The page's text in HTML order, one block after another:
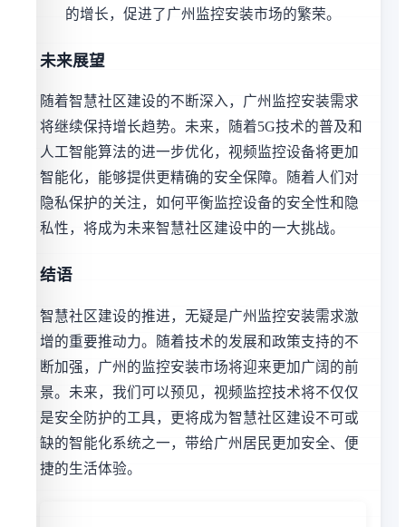
的增长，促进了广州监控安装市场的繁荣。
未来展望
随着智慧社区建设的不断深入，广州监控安装需求
将继续保持增长趋势。未来，随着5G技术的普及和
人工智能算法的进一步优化，视频监控设备将更加
智能化，能够提供更精确的安全保障。随着人们对
隐私保护的关注，如何平衡监控设备的安全性和隐
私性，将成为未来智慧社区建设中的一大挑战。
结语
智慧社区建设的推进，无疑是广州监控安装需求激
增的重要推动力。随着技术的发展和政策支持的不
断加强，广州的监控安装市场将迎来更加广阔的前
景。未来，我们可以预见，视频监控技术将不仅仅
是安全防护的工具，更将成为智慧社区建设不可或
缺的智能化系统之一，带给广州居民更加安全、便
捷的生活体验。